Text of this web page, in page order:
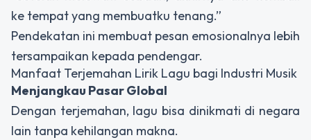
ke tempat yang membuatku tenang.”
Pendekatan ini membuat pesan emosionalnya lebih
tersampaikan kepada pendengar.
Manfaat Terjemahan Lirik Lagu bagi Industri Musik
Menjangkau Pasar Global
Dengan terjemahan, lagu bisa dinikmati di negara
lain tanpa kehilangan makna.